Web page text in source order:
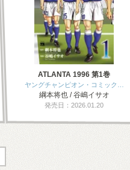
ATLANTA 1996 第1巻
ヤングチャンピオン・コミック…
綱本将也 / 谷嶋イサオ
発売日：2026.01.20